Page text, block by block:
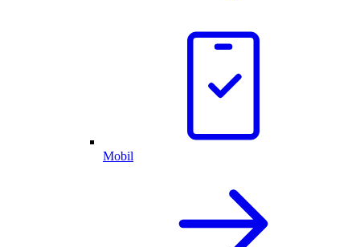
Mobil